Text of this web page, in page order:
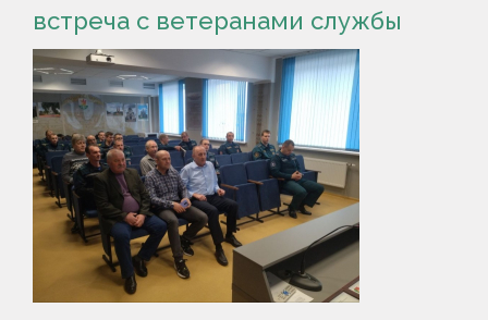
встреча с ветеранами службы